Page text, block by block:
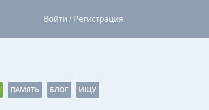
Войти / Регистрация
ПАМЯТЬ БЛОГ ИЩУ